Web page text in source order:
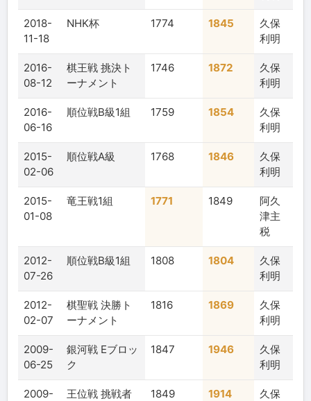
2018-
11-18
NHK杯 1774 1845
久保
利明
2016-
08-12
棋王戦 挑決ト
ーナメント
1746 1872
久保
利明
2016-
06-16
順位戦B級1組 1759 1854
久保
利明
2015-
02-06
順位戦A級 1768 1846
久保
利明
2015-
01-08
竜王戦1組 1771 1849
阿久
津主
税
2012-
07-26
順位戦B級1組 1808 1804
久保
利明
2012-
02-07
棋聖戦 決勝ト
ーナメント
1816 1869
久保
利明
2009-
06-25
銀河戦 Eブロッ
ク
1847 1946
久保
利明
2009-
王位戦 挑戦者
1849 1914
久保